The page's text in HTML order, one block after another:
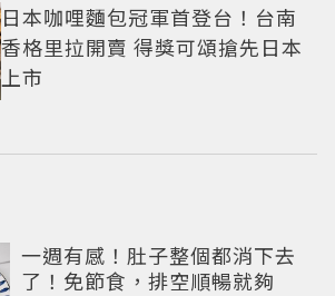
日本咖哩麵包冠軍首登台！台南
香格里拉開賣 得獎可頌搶先日本
上市
一週有感！肚子整個都消下去
了！免節食，排空順暢就夠